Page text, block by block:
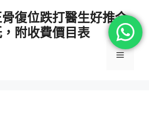
復位跌打醫生好推介
附收費價目表
選